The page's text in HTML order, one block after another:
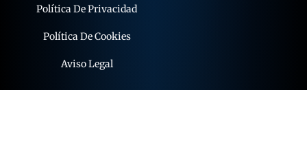
Política De Privacidad
Política De Cookies
Aviso Legal